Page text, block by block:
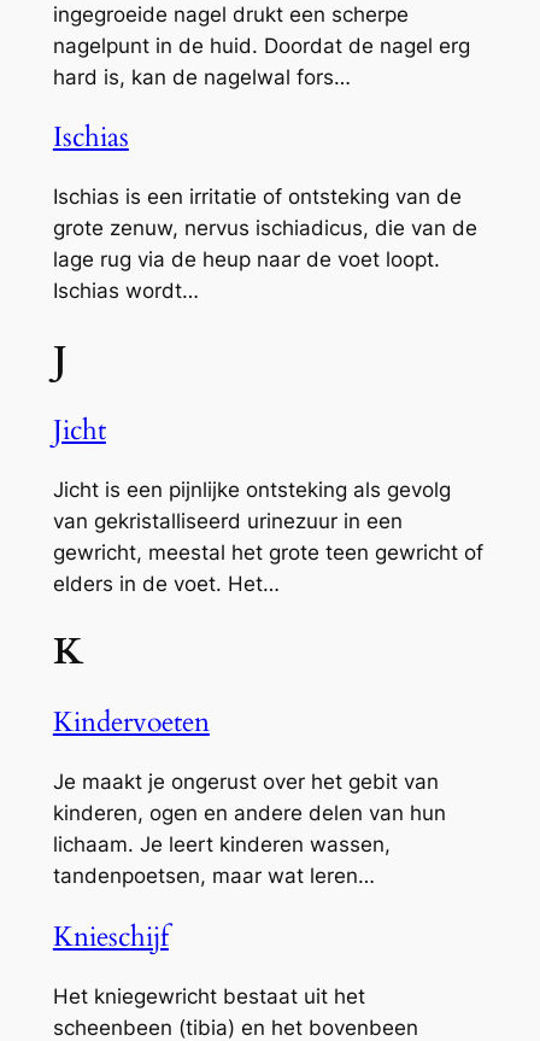
ingegroeide nagel drukt een scherpe
nagelpunt in de huid. Doordat de nagel erg
hard is, kan de nagelwal fors…
Ischias
Ischias is een irritatie of ontsteking van de
grote zenuw, nervus ischiadicus, die van de
lage rug via de heup naar de voet loopt.
Ischias wordt…
J
Jicht
Jicht is een pijnlijke ontsteking als gevolg
van gekristalliseerd urinezuur in een
gewricht, meestal het grote teen gewricht of
elders in de voet. Het…
K
Kindervoeten
Je maakt je ongerust over het gebit van
kinderen, ogen en andere delen van hun
lichaam. Je leert kinderen wassen,
tandenpoetsen, maar wat leren…
Knieschijf
Het kniegewricht bestaat uit het
scheenbeen (tibia) en het bovenbeen